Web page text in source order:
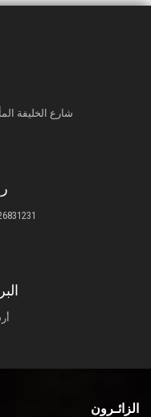
شارع الخليفة
- 26831417 - 26831474
الزائـرون